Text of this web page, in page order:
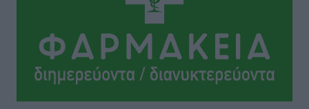
ΠΑΜΕ ΣΤΟΙΧΗΜΑ: Περισσότερα από 95 εκατομμύρια
ευρώ σε κέρδη μοίρασε τον Ιούλιο
Αθλητικά• πριν 5 ώρες
Ολοκλήρωση του έργου αναβάθμισης των